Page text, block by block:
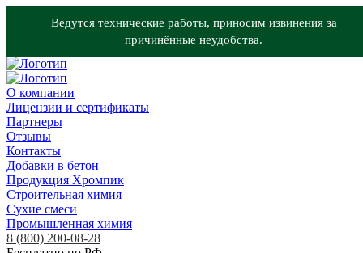
Ведутся технические работы, приносим извинения за
причинённые неудобства.
О компании
Лицензии и сертификаты
Партнеры
Отзывы
Контакты
Добавки в бетон
Продукция Хромпик
Строительная химия
Сухие смеси
Промышленная химия
8 (800) 200-08-28